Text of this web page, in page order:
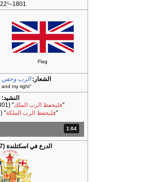
1801–1922¹
Flag
الشعار:الرب وحقي
"God and my right"
النشيد:
"فليحفظ الرب الملك" (1801–37, 1901–22)
"فليحفظ الرب الملكة" (1837–1901)
المدة: دقائق و 4 ثواني.
1:04
الدرع في اسكتلندة (1837–1922):